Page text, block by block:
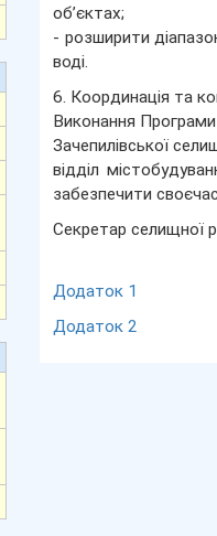
об’єктах;
- розширити
воді.
6. Координація та
Виконання
Зачепилівської
відділ
забезпечити
Секретар селищної
Додаток 1
Додаток 2